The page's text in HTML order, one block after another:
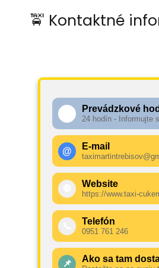
🚖 Kontaktné
Prevádzkové
24 hodín - Informujte
@ E-mail
Website
https://www.taxi-
Telefón
0951 761 246
📌 Ako sa tam